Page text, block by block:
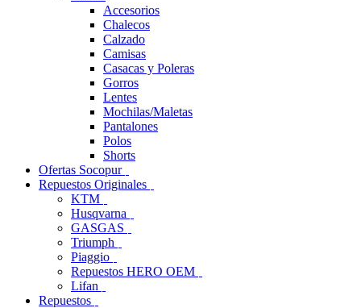
Accesorios
Chalecos
Calzado
Camisas
Casacas y Poleras
Gorros
Lentes
Mochilas/Maletas
Pantalones
Polos
Shorts
Ofertas Socopur
Repuestos Originales
KTM
Husqvarna
GASGAS
Triumph
Piaggio
Repuestos HERO OEM
Lifan
Repuestos